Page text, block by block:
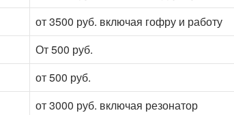
от 3500 руб. включая гофру и работу
От 500 руб.
от 500 руб.
от 3000 руб. включая резонатор